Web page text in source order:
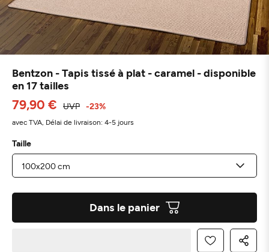
Bentzon - Tapis tissé à plat - caramel - disponible
en 17 tailles
79,90 € UVP -23%
avec TVA, Délai de livraison: 4-5 jours
Taille
Dans le panier